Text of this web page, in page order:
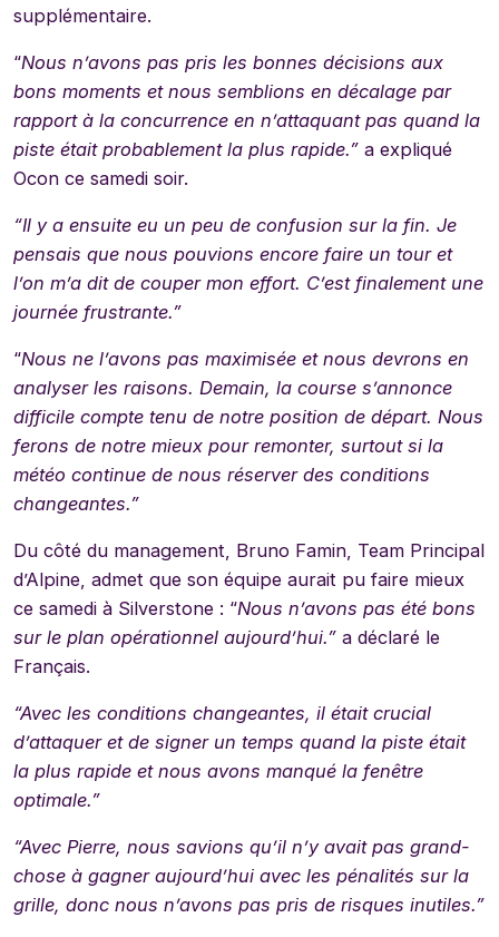
supplémentaire.
“Nous n’avons pas pris les bonnes décisions aux
bons moments et nous semblions en décalage par
rapport à la concurrence en n’attaquant pas quand la
piste était probablement la plus rapide.” a expliqué
Ocon ce samedi soir.
“Il y a ensuite eu un peu de confusion sur la fin. Je
pensais que nous pouvions encore faire un tour et
l’on m’a dit de couper mon effort. C’est finalement une
journée frustrante.”
“Nous ne l’avons pas maximisée et nous devrons en
analyser les raisons. Demain, la course s’annonce
difficile compte tenu de notre position de départ. Nous
ferons de notre mieux pour remonter, surtout si la
météo continue de nous réserver des conditions
changeantes.”
Du côté du management, Bruno Famin, Team Principal
d’Alpine, admet que son équipe aurait pu faire mieux
ce samedi à Silverstone : “Nous n’avons pas été bons
sur le plan opérationnel aujourd’hui.” a déclaré le
Français.
“Avec les conditions changeantes, il était crucial
d’attaquer et de signer un temps quand la piste était
la plus rapide et nous avons manqué la fenêtre
optimale.”
“Avec Pierre, nous savions qu’il n’y avait pas grand-
chose à gagner aujourd’hui avec les pénalités sur la
grille, donc nous n’avons pas pris de risques inutiles.”